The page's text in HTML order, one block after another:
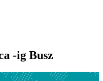
-ig Busz